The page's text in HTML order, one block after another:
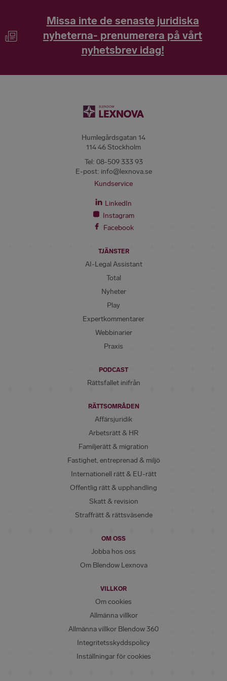
Missa inte de senaste juridiska
nyheterna- prenumerera på vårt
nyhetsbrev idag!
Humlegårdsgatan 14
114 46 Stockholm
Tel: 08-509 333 93
E-post: info@lexnova.se
Kundservice
LinkedIn
Instagram
Facebook
TJÄNSTER
AI-Legal Assistant
Total
Nyheter
Play
Expertkommentarer
Webbinarier
Praxis
PODCAST
Rättsfallet inifrån
RÄTTSOMRÅDEN
Affärsjuridik
Arbetsrätt & HR
Familjerätt & migration
Fastighet, entreprenad & miljö
Internationell rätt & EU-rätt
Offentlig rätt & upphandling
Skatt & revision
Straffrätt & rättsväsende
OM OSS
Jobba hos oss
Om Blendow Lexnova
VILLKOR
Om cookies
Allmänna villkor
Allmänna villkor Blendow 360
Integritetsskyddspolicy
Inställningar för cookies